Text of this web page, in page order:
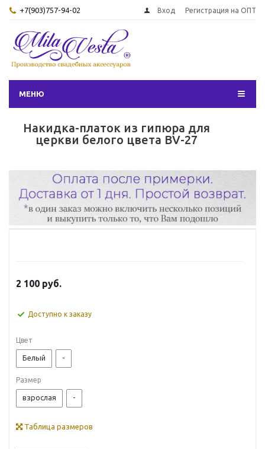
+7(903)757-94-02 Вход Регистрация на ОПТ
МЕНЮ
Накидка-платок из гипюра для
церкви белого цвета BV-27
2 100 руб.
Доступно к заказу
Цвет
Белый -
Размер
взрослая -
Таблица размеров